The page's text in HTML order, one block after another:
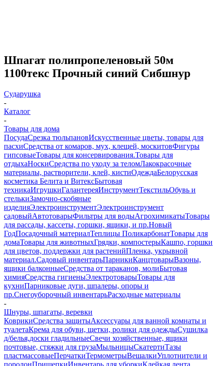
Шпагат полипропеленовый 50м
1100текс Прочный синий Сибшнур
Сударушка
-
Каталог
-
Товары для дома
ПосудаСрезка тюльпановИскусственные цветы, товары для
пасхиСредства от комаров, мух, клещей, москитовФигуры
гипсовыеТовары для консервирования.Товары для
отдыхаНоскиСредства по уходу за теломЛакокрасочные
материалы, растворители, клей, кистиОдеждаБелорусская
косметика Белита и ВитексБытовая
техникаИгрушкиГалантереяИнструментТекстильОбувь и
стелькиЗамочно-скобяные
изделияЭлектроинструментЭлектроинструмент
садовыйАвтотоварыФильтры для водыАгрохимикатыТовары
для рассады, кассеты, горшки, ящики, и пр.Новый
ГодПосадочный материалТеплицы ПоликарбонатТовары для
домаТовары для животныхГрядки, компостерыКашпо, горшки
для цветов, поддержки для растенийПленка, укрывной
материал.Садовый инвентарьПарникиКанцтоварыВазоны,
ящики балконныеСредства от тараканов, молиБытовая
химияСредства гигиеныЭлектротоварыТовары для
кухниПарниковые дуги, шпалеры, опоры и
пр.Снегоуборочный инвентарьРасходные материалы
-
Шнуры, шпагаты, веревки
КоврикиСредства защитыАксессуары для ванной комнаты и
туалетаКрема для обуви, щетки, ролики для одеждыСушилка
д/белья,доски гладильныеСвечи хозяйственные, ящики
почтовые, стяжки для грузаМыльницыСкатертиТазы
пластмассовыеПерчаткиТермометрыВешалкиУплотнители и